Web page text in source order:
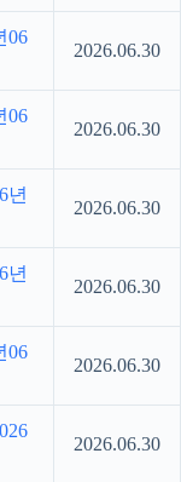
06
2026.06.30
06
2026.06.30
년
2026.06.30
년
2026.06.30
06
2026.06.30
2026.06.30